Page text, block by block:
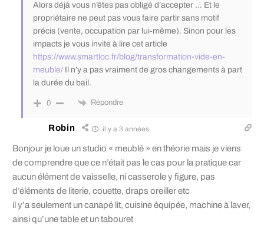
Alors déjà vous n’êtes pas obligé d’accepter … Et le
propriétaire ne peut pas vous faire partir sans motif
précis (vente, occupation par lui-même). Sinon pour les
impacts je vous invite à lire cet article
https://www.smartloc.fr/blog/transformation-vide-en-
meuble/ Il n’y a pas vraiment de gros changements à part
la durée du bail.
0 Répondre
Robin il y a 3 années
Bonjour je loue un studio « meublé » en théorie mais je viens
de comprendre que ce n’était pas le cas pour la pratique car
aucun élément de vaisselle, ni casserole y figure, pas
d’éléments de literie, couette, draps oreiller etc
il y’a seulement un canapé lit, cuisine équipée, machine à laver,
ainsi qu’une table et un tabouret